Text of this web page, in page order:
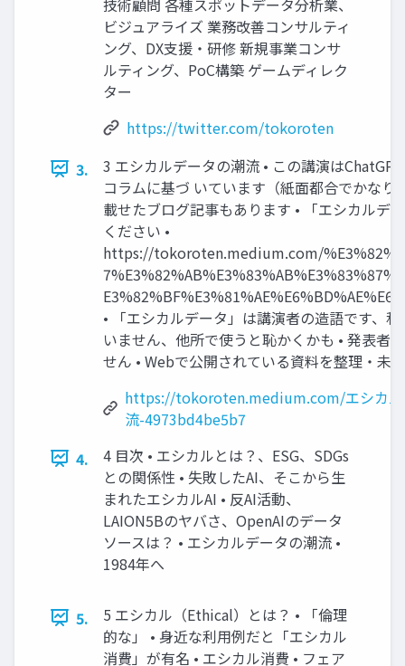
技術顧問 各種スポットデータ分析業、
ビジュアライズ 業務改善コンサルティ
ング、DX支援・研修 新規事業コンサ
ルティング、PoC構築 ゲームディレク
ター
https://twitter.com/tokoroten
3.
3 エシカルデータの潮流 • この講演は
コラムに基づ いています（紙面都合でかなり
載せたブログ記事もあります • 「エシカルデ
ください •
https://tokoroten.medium.com/
• 「エシカルデータ」は講演者の造語です、
いません、他所で使うと恥かくかも • 発表者
せん • Webで公開されている資料を整理・未
https://tokoroten.medium.com/エシカル
流-4973bd4be5b7
4.
4 目次 • エシカルとは？、ESG、SDGs
との関係性 • 失敗したAI、そこから生
まれたエシカルAI • 反AI活動、
LAION5Bのヤバさ、OpenAIのデータ
ソースは？ • エシカルデータの潮流 •
1984年へ
5.
5 エシカル（Ethical）とは？ • 「倫理
的な」 • 身近な利用例だと「エシカル
消費」が有名 • エシカル消費 • フェア